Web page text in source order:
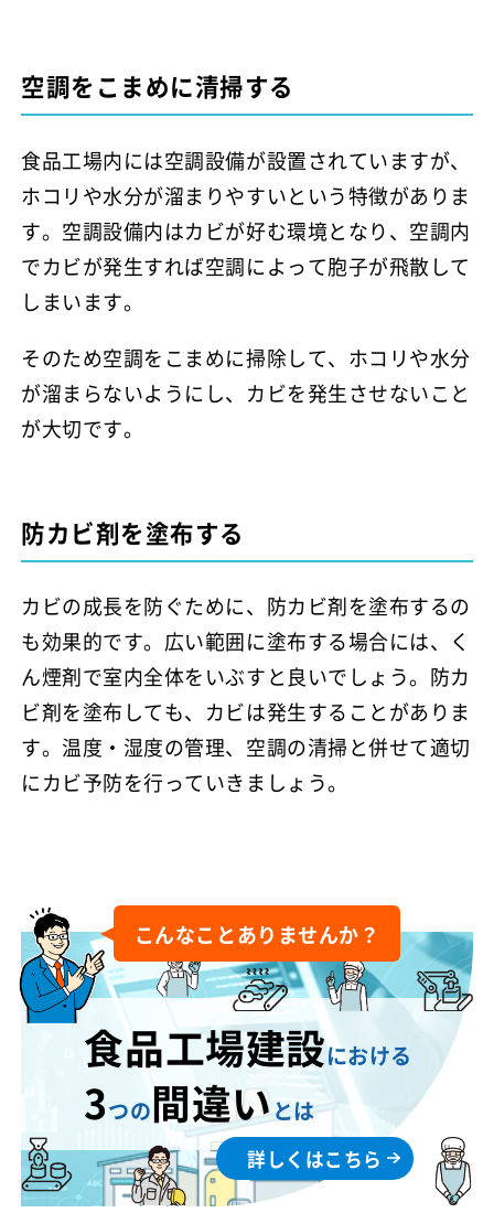
空調をこまめに清掃する
食品工場内には空調設備が設置されていますが、
ホコリや水分が溜まりやすいという特徴がありま
す。空調設備内はカビが好む環境となり、空調内
でカビが発生すれば空調によって胞子が飛散して
しまいます。
そのため空調をこまめに掃除して、ホコリや水分
が溜まらないようにし、カビを発生させないこと
が大切です。
防カビ剤を塗布する
カビの成長を防ぐために、防カビ剤を塗布するの
も効果的です。広い範囲に塗布する場合には、く
ん煙剤で室内全体をいぶすと良いでしょう。防カ
ビ剤を塗布しても、カビは発生することがありま
す。温度・湿度の管理、空調の清掃と併せて適切
にカビ予防を行っていきましょう。
こんなことありませんか？
食品工場建設における
3つの間違いとは
詳しくはこちら